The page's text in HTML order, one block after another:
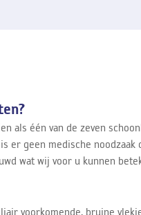
als één van de zeven
er geen medische
wat wij voor u kunnen
voorkomende, bruine